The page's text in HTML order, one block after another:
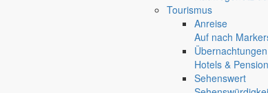
Tourismus
Anreise
Auf nach
Übernachtungen
Hotels &
Sehenswert
E-Mail: sekretariat@gemeinde-markersdorf.de
Aktuelles